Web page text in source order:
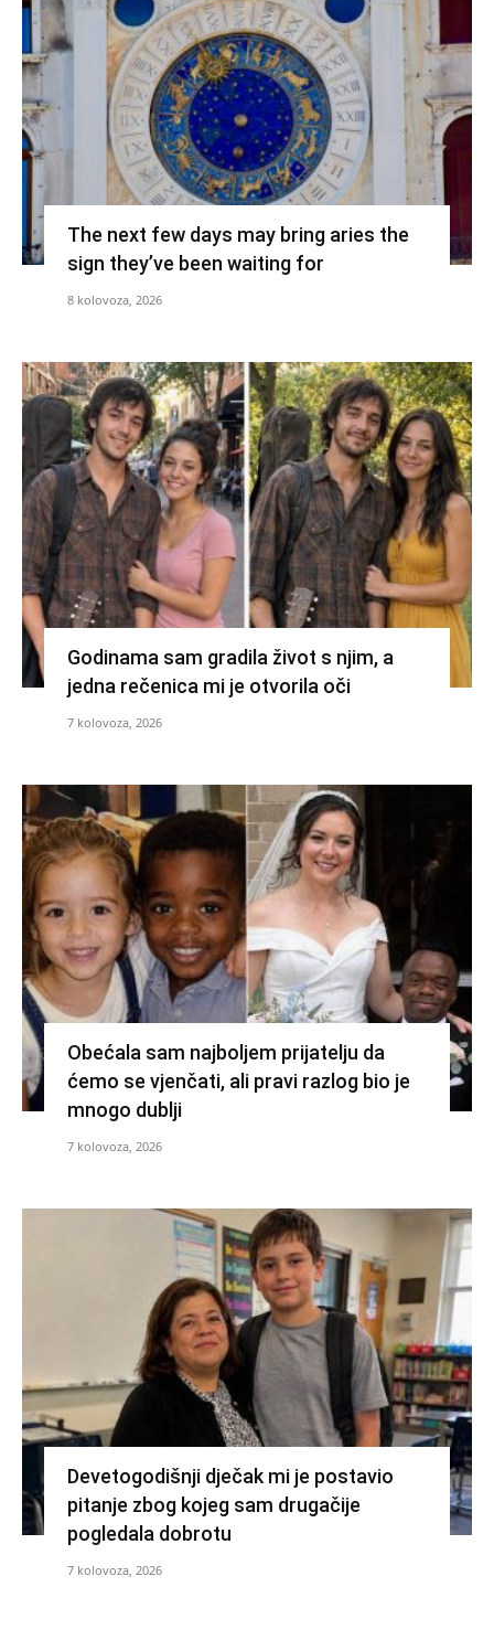
The next few days may bring aries the
sign they’ve been waiting for
8 kolovoza, 2026
Godinama sam gradila život s njim, a
jedna rečenica mi je otvorila oči
7 kolovoza, 2026
Obećala sam najboljem prijatelju da
ćemo se vjenčati, ali pravi razlog bio je
mnogo dublji
7 kolovoza, 2026
Devetogodišnji dječak mi je postavio
pitanje zbog kojeg sam drugačije
pogledala dobrotu
7 kolovoza, 2026